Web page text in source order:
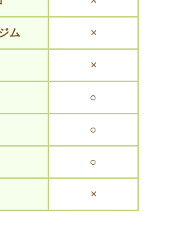
ム ×
×
○
○
○
×